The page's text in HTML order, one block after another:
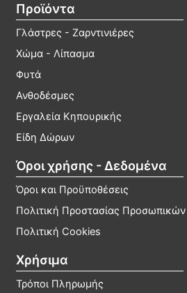
Προϊόντα
Γλάστρες - Ζαρντινιέρες
Χώμα - Λίπασμα
Φυτά
Ανθοδέσμες
Εργαλεία Κηπουρικής
Είδη Δώρων
Όροι χρήσης - Δεδομένα
Όροι και Προϋποθέσεις
Πολιτική Προστασίας
Πολιτική Cookies
Χρήσιμα
Τρόποι Πληρωμής